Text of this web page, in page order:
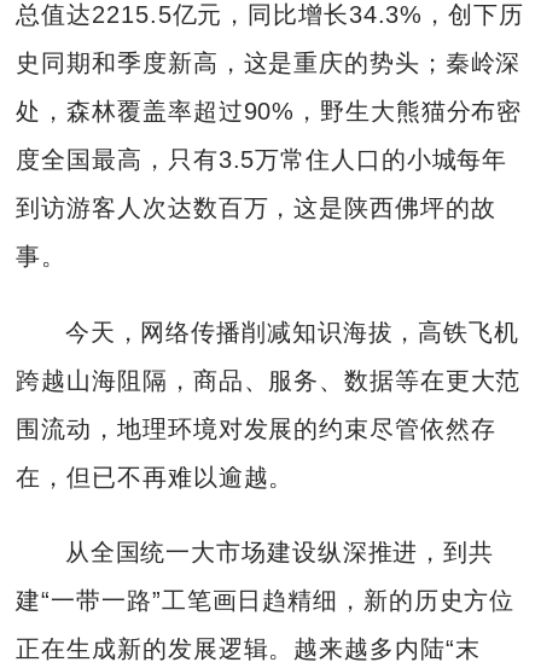
总值达2215.5亿元，同比增长34.3%，创下历
史同期和季度新高，这是重庆的势头；秦岭深
处，森林覆盖率超过90%，野生大熊猫分布密
度全国最高，只有3.5万常住人口的小城每年
到访游客人次达数百万，这是陕西佛坪的故
事。
今天，网络传播削减知识海拔，高铁飞机
跨越山海阻隔，商品、服务、数据等在更大范
围流动，地理环境对发展的约束尽管依然存
在，但已不再难以逾越。
从全国统一大市场建设纵深推进，到共
建“一带一路”工笔画日趋精细，新的历史方位
正在生成新的发展逻辑。越来越多内陆“末